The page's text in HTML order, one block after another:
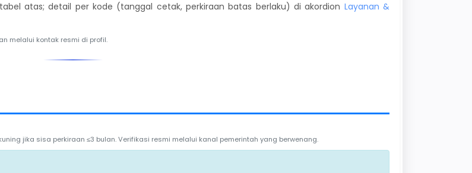
atas; detail per kode (tanggal cetak, perkiraan batas berlaku) di akordion Layanan &
melalui kontak resmi di profil.
jika sisa perkiraan ≤3 bulan. Verifikasi resmi melalui kanal pemerintah yang berwenang.